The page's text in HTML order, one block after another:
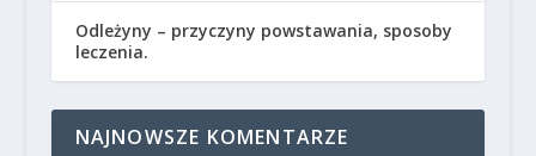
Odleżyny – przyczyny powstawania, sposoby
leczenia.
NAJNOWSZE KOMENTARZE